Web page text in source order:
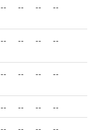
-- -- -- --
-- -- -- --
-- -- -- --
-- -- --
--